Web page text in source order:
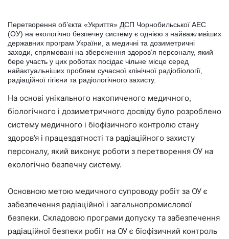
Перетворення об’єкта «Укриття» ДСП Чорнобильської АЕС
(ОУ) на екологічно безпечну систему є однією з найважливіших
державних програм України, а медичні та дозиметричні
заходи, спрямовані на збереження здоров’я персоналу, який
бере участь у цих роботах посідає чільне місце серед
найактуальніших проблем сучасної клінічної радіобіології,
радіаційної гігієни та радіологічного захисту.
На основі унікального накопиченого медичного,
біологічного і дозиметричного досвіду було розроблено
систему медичного і біофізичного контролю стану
здоров’я і працездатності та радіаційного захисту
персоналу, який виконує роботи з перетворення ОУ на
екологічно безпечну систему.
Основною метою медичного супроводу робіт за ОУ є
забезпечення радіаційної і загальнопромислової
безпеки. Складовою програми допуску та забезпечення
радіаційної безпеки робіт на ОУ є біофізичний контроль